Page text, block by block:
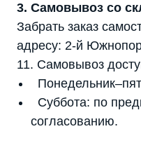
3. Самовывоз со
Забрать заказ
адресу: 2-й
11. Самовывоз
Суббота: по
согласованию.